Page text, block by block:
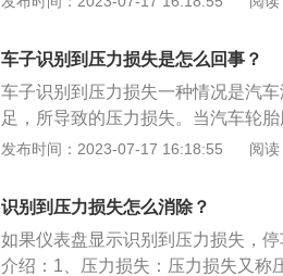
人。2、注意事项：汽车平时不要在
车身过重也有可能导致行车电脑监
力过小，长时间持续这种状态，久
车子识别到压力损失是怎么回事？
车子识别到压力损失一种情况是汽
足，所导致的压力损失。当汽车轮
事项：1、充气要注意安全：要随时
胎温会上升，对气压有影响。3、检
整，有凸出凹进的现象及其它缺陷
洁：充入的空气不能含有水分和油液
发布时间：2023-07-17 16:18:55 阅
识别到压力损失怎么消除？
如果仪表盘显示识别到压力损失，
介绍：1、压力损失：压力损失又称